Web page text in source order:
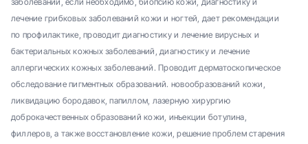
лечение грибковых заболеваний кожи и ногтей, дает рекомендации
по профилактике, проводит диагностику и лечение вирусных и
бактериальных кожных заболеваний, диагностику и лечение
аллергических кожных заболеваний. Проводит дерматоскопическое
обследование пигментных образований. новообразований кожи,
ликвидацию бородавок, папиллом, лазерную хирургию
доброкачественных образований кожи, инъекции ботулина,
филлеров, а также восстановление кожи, решение проблем старения